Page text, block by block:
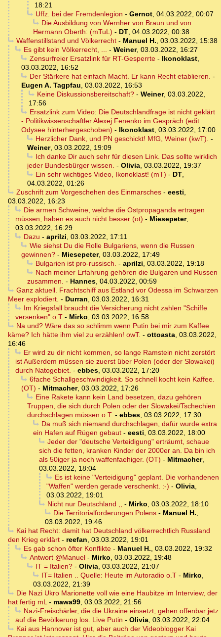
18:21
Uffz. bei der Fremdenlegion - Gernot, 04.03.2022, 00:07
Die Ausbildung von Wernher von Braun und von
Hermann Oberth: (mTuL) - DT, 04.03.2022, 00:38
Waffenstillstand und Völkerrecht- Manuel H., 03.03.2022, 15:38
Es gibt kein Völkerrecht, ... - Weiner, 03.03.2022, 16:27
Zensurfreier Ersatzlink für RT-Gesperrte- Ikonoklast,
03.03.2022, 16:52
Der Stärkere hat einfach Macht. Er kann Recht etablieren. -
Eugen A. Tagpfau, 03.03.2022, 16:53
Keine Diskussionsbereitschaft?- Weiner, 03.03.2022,
17:56
Ersatzlink zum Video: Die Deutschlandfrage ist nicht geklärt
- Politikwissenschaftler Alexej Fenenko im Gespräch (edit
Odysee hinterhergeschoben) - Ikonoklast, 03.03.2022, 17:00
Herzlicher Dank, und PN geschickt! MfG, Weiner (kwT). -
Weiner, 03.03.2022, 19:09
Ich danke Dir auch sehr für diesen Link. Das sollte wirklich
jeder Bundesbürger wissen. - Olivia, 03.03.2022, 19:37
Ein sehr wichtiges Video, Ikonoklast! (mT) - DT,
04.03.2022, 01:26
Zuschrift zum Vorgeschehen des Einmarsches- eesti,
03.03.2022, 16:23
Die armen Schweine, welche die Ostpropaganda ertragen
müssen, haben es auch nicht besser (ot) - Miesepeter,
03.03.2022, 16:29
Dazu - aprilzi, 03.03.2022, 17:11
Wie siehst Du die Rolle Bulgariens, wenn die Russen
gewinnen? - Miesepeter, 03.03.2022, 17:49
Bulgarien ist pro-russisch. - aprilzi, 03.03.2022, 19:18
Nach meiner Erfahrung gehören die Bulgaren und Russen
zusammen. - Hannes, 04.03.2022, 00:59
Ganz aktuell. Frachtschiff aus Estland vor Odessa im Schwarzen
Meer explodiert. - Durran, 03.03.2022, 16:31
Im Kriegsfall braucht die Versicherung nicht zahlen "Schiffe
versenken" o.T - Mirko, 03.03.2022, 16:58
Na und? Wäre das so schlimm wenn Putin bei mir zum Kaffee
käme? Ich hätte ihm viel zu erzählen! owT. - ottoasta, 03.03.2022,
16:46
Er wird zu dir nicht kommen, so lange Ramstein nicht zerstört
ist Außerdem müssen sie zuerst über Polen (oder der Slowakei)
durch Natogebiet. - ebbes, 03.03.2022, 17:20
6fache Schallgeschwindigkeit. So schnell kocht kein Kaffee.
(OT) - Mitmacher, 03.03.2022, 17:26
Eine Rakete kann kein Land besetzen, dazu gehören
Truppen, die sich durch Polen oder der Slowakei/Tschechien
durchschlagen müssen o.T. - ebbes, 03.03.2022, 17:30
Da muß sich niemand durchschlagen, dafür wurde extra
ein Hafen auf Rügen gebaut - eesti, 03.03.2022, 18:00
Jeder der "deutsche Verteidigung" erträumt, schaue
sich die fetten, kranken Kinder der 2000er an. Da bin ich
als 50iger ja noch waffenfaehiger. (OT) - Mitmacher,
03.03.2022, 18:04
Es ist keine "Verteidigung" geplant. Die vorhandenen
"Waffen" werden gerade verschenkt. :-) - Olivia,
03.03.2022, 19:01
Nicht nur Deutschland ,, - Mirko, 03.03.2022, 18:10
Die Territorialforderungen Polens- Manuel H.,
03.03.2022, 19:46
Kai hat Recht: damit hat Deutschland völkerrechtlich Russland
den Krieg erklärt - reefan, 03.03.2022, 19:01
Es gab schon öfter Konflikte- Manuel H., 03.03.2022, 19:32
Antwort @Manuel- Mirko, 03.03.2022, 19:48
IT = Italien?- Olivia, 03.03.2022, 21:07
IT= Italien .. Quelle: Heute im Autoradio o.T- Mirko,
03.03.2022, 21:39
Die Nazi Ukro Marionette voll wie eine Haubitze im Interview, der
hat fertig mL- mawa99, 03.03.2022, 21:56
Nazi-Freischärler, die die Ukraine einsetzt, gehen offenbar jetz
auf die Bevölkerung los. Live Putin - Olivia, 03.03.2022, 22:04
Kai aus Hannover ist gut, aber auch der Videoblogger Kai